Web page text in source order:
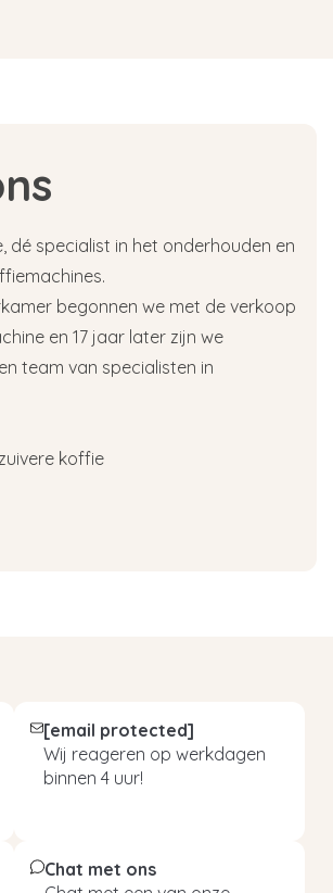
dé specialist in het onderhouden en
begonnen we met de verkoop
en 17 jaar later zijn we
team van specialisten in
koffie
[email protected]
Wij reageren op werkdagen
binnen 4 uur!
Chat met ons